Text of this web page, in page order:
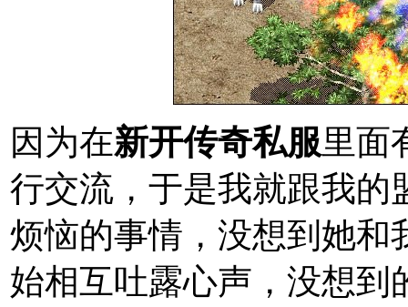
因为在新开传奇私服里面
行交流，于是我就跟我的
烦恼的事情，没想到她和
始相互吐露心声，没想到